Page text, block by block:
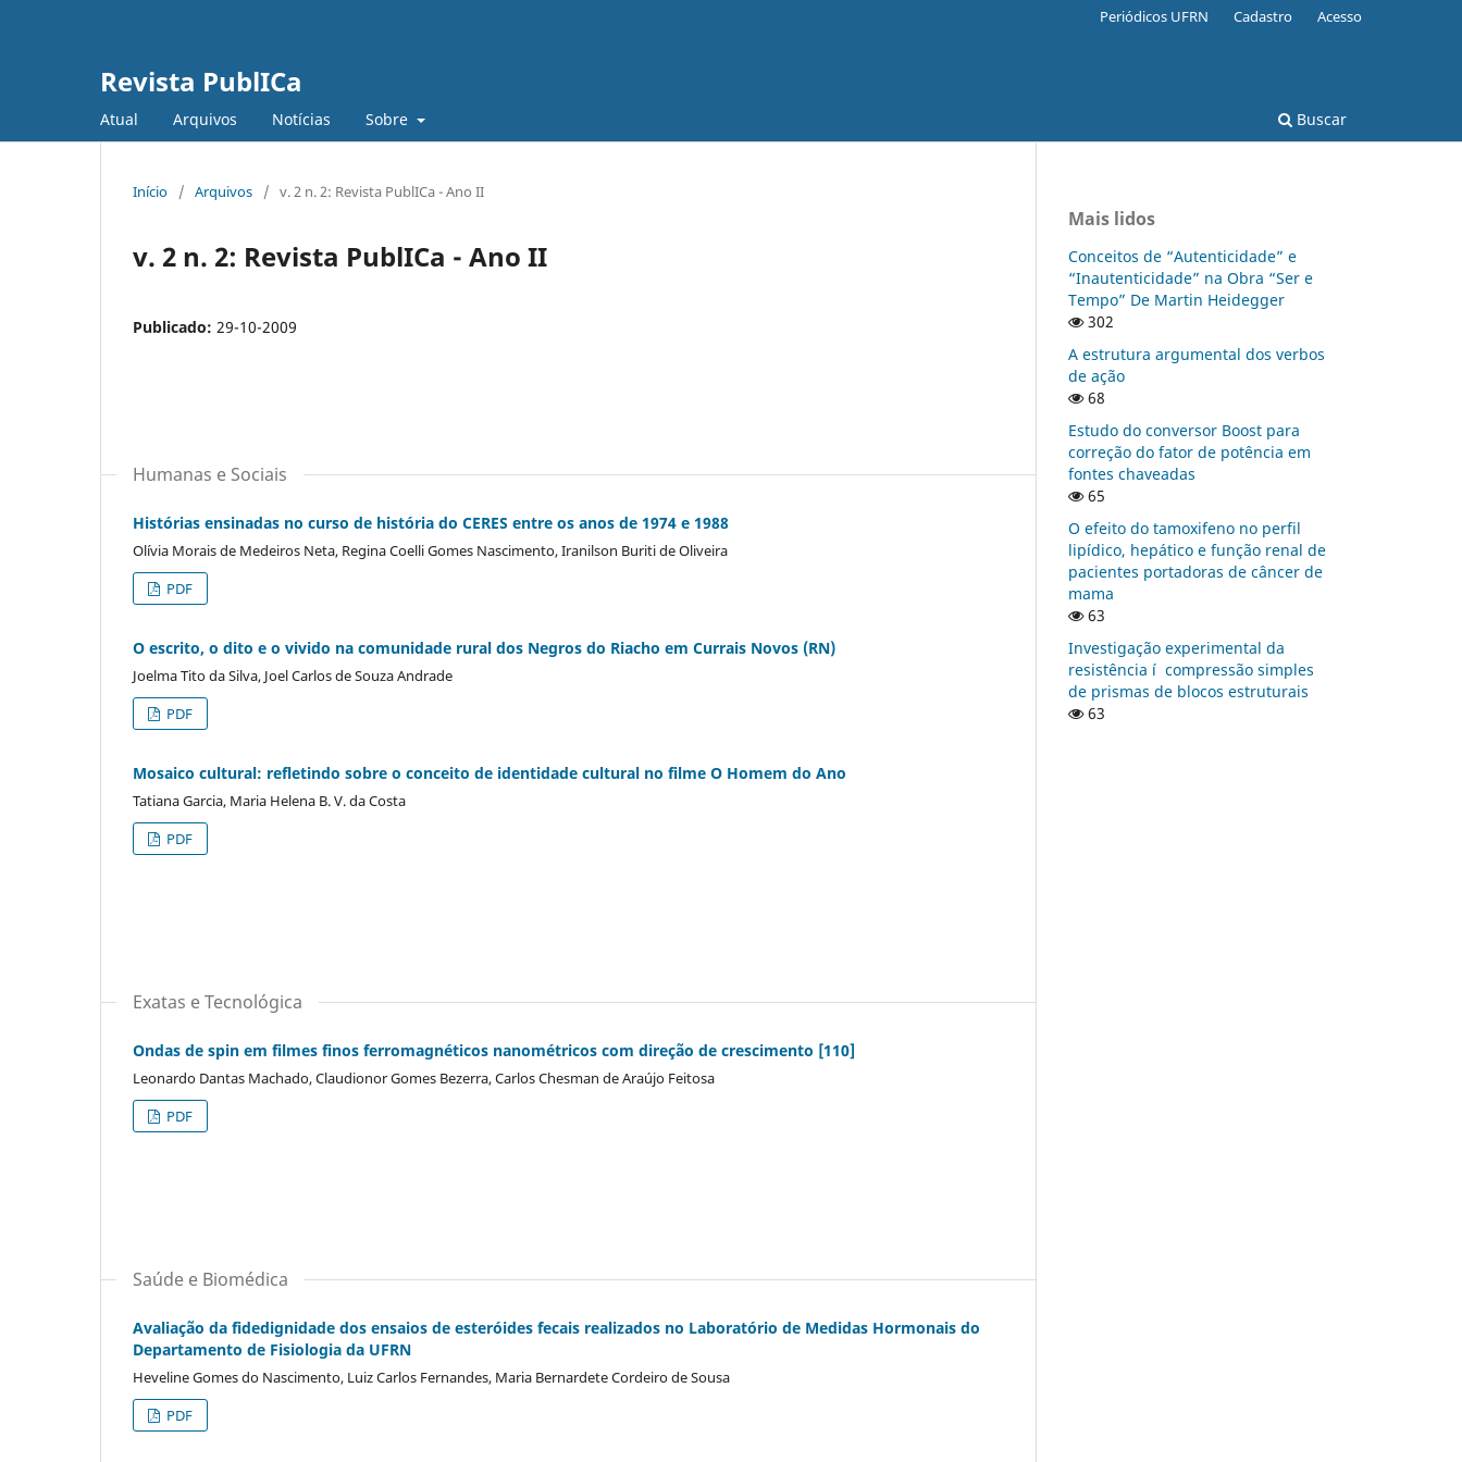
Revista PublICa
Atual Arquivos Notícias Sobre Buscar
Periódicos UFRN Cadastro Acesso
Início / Arquivos / v. 2 n. 2: Revista PublICa - Ano II
v. 2 n. 2: Revista PublICa - Ano II
Publicado: 29-10-2009
Humanas e Sociais
Histórias ensinadas no curso de história do CERES entre os anos de 1974 e 1988
Olívia Morais de Medeiros Neta, Regina Coelli Gomes Nascimento, Iranilson Buriti de Oliveira
PDF
O escrito, o dito e o vivido na comunidade rural dos Negros do Riacho em Currais Novos (RN)
Joelma Tito da Silva, Joel Carlos de Souza Andrade
PDF
Mosaico cultural: refletindo sobre o conceito de identidade cultural no filme O Homem do Ano
Tatiana Garcia, Maria Helena B. V. da Costa
PDF
Exatas e Tecnológica
Ondas de spin em filmes finos ferromagnéticos nanométricos com direção de crescimento [110]
Leonardo Dantas Machado, Claudionor Gomes Bezerra, Carlos Chesman de Araújo Feitosa
PDF
Saúde e Biomédica
Avaliação da fidedignidade dos ensaios de esteróides fecais realizados no Laboratório de Medidas Hormonais do
Departamento de Fisiologia da UFRN
Heveline Gomes do Nascimento, Luiz Carlos Fernandes, Maria Bernardete Cordeiro de Sousa
PDF
Mais lidos
Conceitos de “Autenticidade” e
“Inautenticidade” na Obra “Ser e
Tempo” De Martin Heidegger
302
A estrutura argumental dos verbos
de ação
68
Estudo do conversor Boost para
correção do fator de potência em
fontes chaveadas
65
O efeito do tamoxifeno no perfil
lipí­dico, hepático e função renal de
pacientes portadoras de câncer de
mama
63
Investigação experimental da
resistência í compressão simples
de prismas de blocos estruturais
63